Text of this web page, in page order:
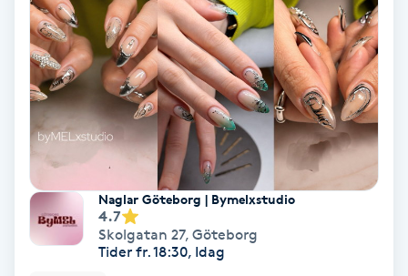
Ansiktsbehandling djuprengörande
Babylights
Balayage
Bambumassage
Barber
Naglar Göteborg | Bymelxstudio
4.7
Skolgatan 27, Göteborg
Tider fr. 18:30, Idag